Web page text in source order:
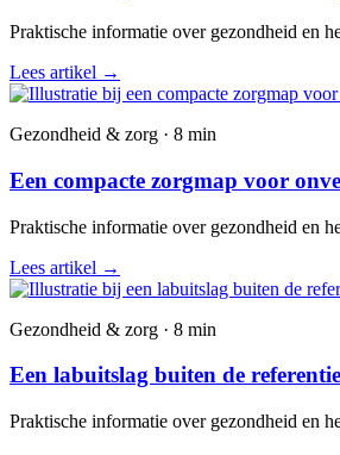
Praktische informatie over gezondheid en
Lees artikel →
Gezondheid & zorg · 8 min
Een compacte zorgmap voor
Praktische informatie over gezondheid en
Lees artikel →
Gezondheid & zorg · 8 min
Een labuitslag buiten de
Praktische informatie over gezondheid en